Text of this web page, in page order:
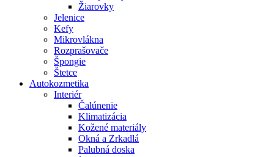
Žiarovky
Jelenice
Kefy
Mikrovlákna
Rozprašovače
Špongie
Štetce
Autokozmetika
Interiér
Čalúnenie
Klimatizácia
Kožené materiály
Okná a Zrkadlá
Palubná doska